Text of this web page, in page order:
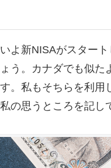
よ新NISAがスター
う。カナダでも似
。私もそちらを利
の思うところを記し